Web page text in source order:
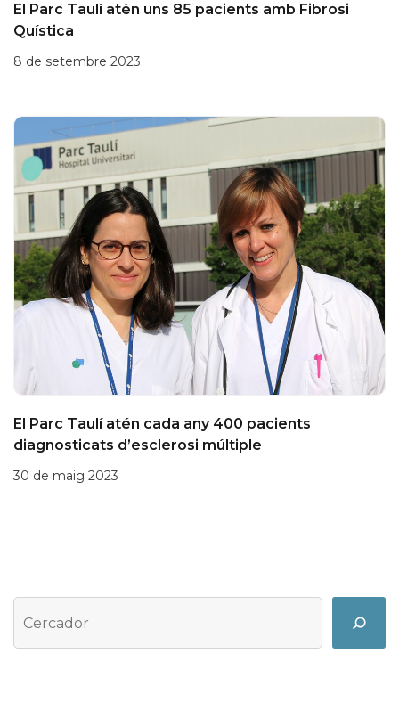
El Parc Taulí atén uns 85 pacients amb Fibrosi
Quística
8 de setembre 2023
El Parc Taulí atén cada any 400 pacients
diagnosticats d’esclerosi múltiple
30 de maig 2023
Cerca
Search